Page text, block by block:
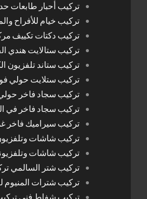
تركيب أحبار طابعات
تركيب خيام للأفراح
تركيب دكتات تكييف
تركيب ستالايت هندي
تركيب ستاند تلفزيون
تركيب ستلايت حولي
تركيب سجاد فاخر
تركيب سجاد فاخر في
تركيب سيراميك فاخر
تركيب شاشات
تركيب شاشات
تركيب شتر السالمي
تركيب شترات المنيوم
تركيب شفاط فني